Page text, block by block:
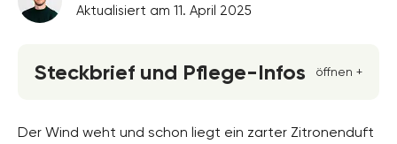
Aktualisiert am 11. April 2025
Steckbrief und Pflege-Infos öffnen +
violett, weiss
Der Wind weht und schon liegt ein zarter Zitronenduft